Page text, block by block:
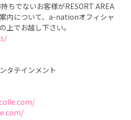
ちでないお客様がRESORT AREA
内について、a-nationオフィシャ
上でお越し下さい。
タテインメント